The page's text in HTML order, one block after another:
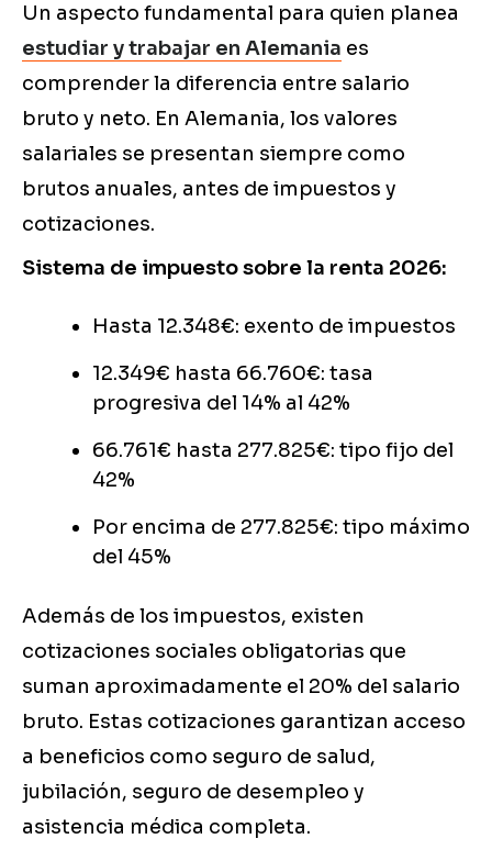
Un aspecto fundamental para quien planea
estudiar y trabajar en Alemania es
comprender la diferencia entre salario
bruto y neto. En Alemania, los valores
salariales se presentan siempre como
brutos anuales, antes de impuestos y
cotizaciones.
Sistema de impuesto sobre la renta 2026:
Hasta 12.348€: exento de impuestos
12.349€ hasta 66.760€: tasa
progresiva del 14% al 42%
66.761€ hasta 277.825€: tipo fijo del
42%
Por encima de 277.825€: tipo máximo
del 45%
Además de los impuestos, existen
cotizaciones sociales obligatorias que
suman aproximadamente el 20% del salario
bruto. Estas cotizaciones garantizan acceso
a beneficios como seguro de salud,
jubilación, seguro de desempleo y
asistencia médica completa.